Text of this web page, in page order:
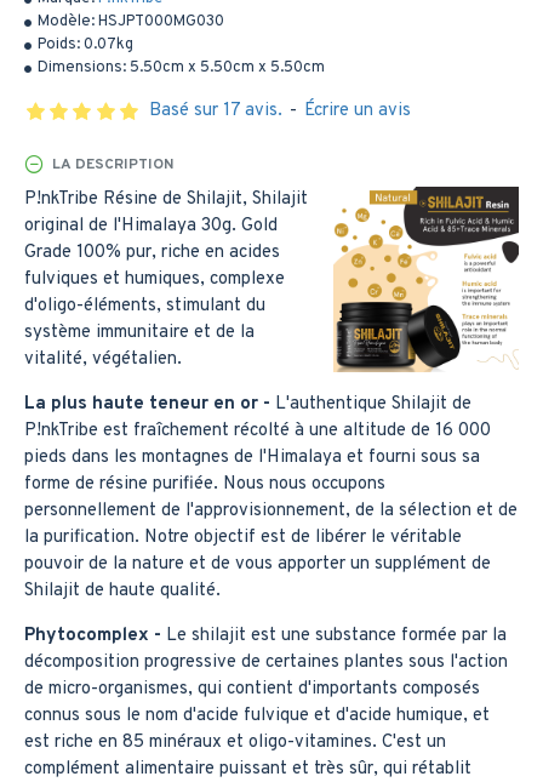
Modèle:HSJPT000MG030
Poids:0.07kg
Dimensions: 5.50cm x 5.50cm x 5.50cm
Basé sur 17 avis. - Écrire un avis
LA DESCRIPTION
P!nkTribe Résine de Shilajit, Shilajit
original de l'Himalaya 30g. Gold
Grade 100% pur, riche en acides
fulviques et humiques, complexe
d'oligo-éléments, stimulant du
système immunitaire et de la
vitalité, végétalien.
La plus haute teneur en or - L'authentique Shilajit de
P!nkTribe est fraîchement récolté à une altitude de 16 000
pieds dans les montagnes de l'Himalaya et fourni sous sa
forme de résine purifiée. Nous nous occupons
personnellement de l'approvisionnement, de la sélection et de
la purification. Notre objectif est de libérer le véritable
pouvoir de la nature et de vous apporter un supplément de
Shilajit de haute qualité.
Phytocomplex - Le shilajit est une substance formée par la
décomposition progressive de certaines plantes sous l'action
de micro-organismes, qui contient d'importants composés
connus sous le nom d'acide fulvique et d'acide humique, et
est riche en 85 minéraux et oligo-vitamines. C'est un
complément alimentaire puissant et très sûr, qui rétablit